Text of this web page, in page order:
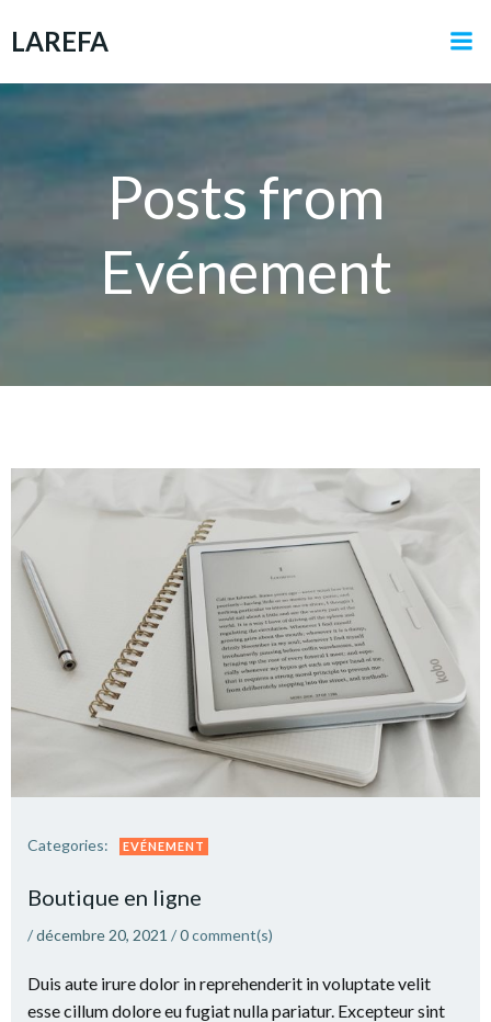
LAREFA
Posts from
Evénement
Categories: EVÉNEMENT
Boutique en ligne
/décembre 20, 2021 /0comment(s)
Duis aute irure dolor in reprehenderit in voluptate velit
esse cillum dolore eu fugiat nulla pariatur. Excepteur sint